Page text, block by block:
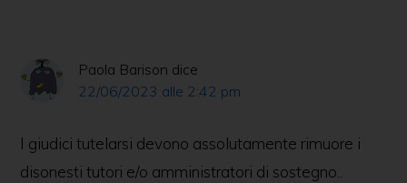
Paola Barison dice
22/06/2023 alle 2:42 pm
I giudici tutelarsi devono assolutamente rimuore i
disonesti tutori e/o amministratori di sostegno..